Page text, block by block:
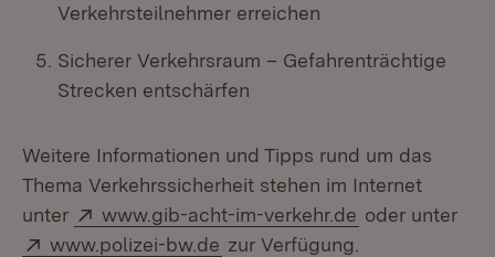
Verkehrsteilnehmer erreichen
Sicherer Verkehrsraum – Gefahrenträchtige
Strecken entschärfen
Weitere Informationen und Tipps rund um das
Thema Verkehrssicherheit stehen im Internet
unter
Extern:
www.gib-acht-im-verkehr.de (Öffnet in
oder unter
Extern:
www.polizei-bw.de (Öffnet in neuem Fenster)
zur Verfügung.